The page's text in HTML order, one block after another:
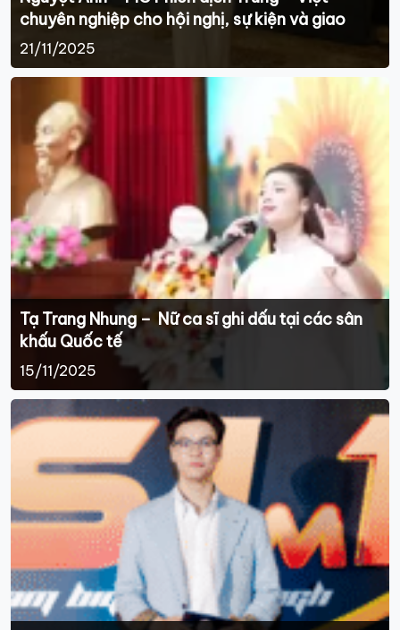
chuyên nghiệp cho hội nghị, sự kiện và giao
thương quốc tế
21/11/2025
Tạ Trang Nhung – Nữ ca sĩ ghi dấu tại các sân
khấu Quốc tế
15/11/2025